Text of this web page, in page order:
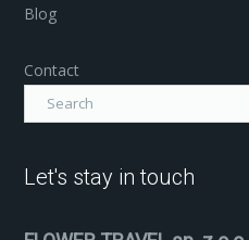
Blog
Contact
Let's stay in touch